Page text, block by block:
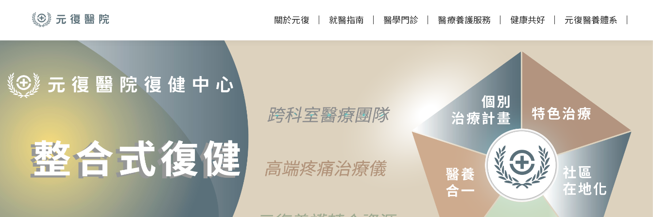
關於元復 就醫指南 醫學門診 醫療養護服務 健康共好 元復醫養體系